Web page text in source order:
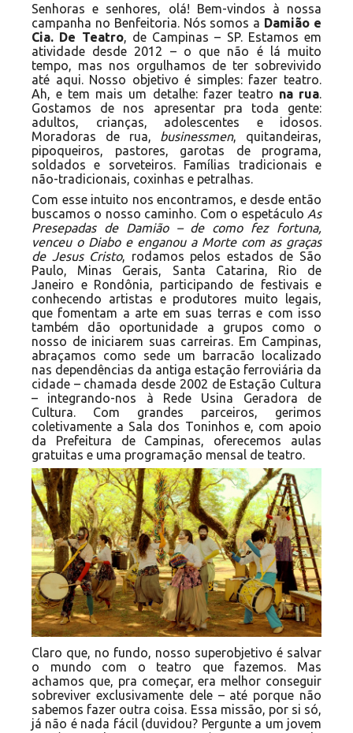
Senhoras e senhores, olá! Bem-vindos à nossa
campanha no Benfeitoria. Nós somos a Damião e
Cia. De Teatro, de Campinas – SP. Estamos em
atividade desde 2012 – o que não é lá muito
tempo, mas nos orgulhamos de ter sobrevivido
até aqui. Nosso objetivo é simples: fazer teatro.
Ah, e tem mais um detalhe: fazer teatro na rua.
Gostamos de nos apresentar pra toda gente:
adultos, crianças, adolescentes e idosos.
Moradoras de rua, businessmen, quitandeiras,
pipoqueiros, pastores, garotas de programa,
soldados e sorveteiros. Famílias tradicionais e
não-tradicionais, coxinhas e petralhas.
Com esse intuito nos encontramos, e desde então
buscamos o nosso caminho. Com o espetáculo As
Presepadas de Damião – de como fez fortuna,
venceu o Diabo e enganou a Morte com as graças
de Jesus Cristo, rodamos pelos estados de São
Paulo, Minas Gerais, Santa Catarina, Rio de
Janeiro e Rondônia, participando de festivais e
conhecendo artistas e produtores muito legais,
que fomentam a arte em suas terras e com isso
também dão oportunidade a grupos como o
nosso de iniciarem suas carreiras. Em Campinas,
abraçamos como sede um barracão localizado
nas dependências da antiga estação ferroviária da
cidade – chamada desde 2002 de Estação Cultura
– integrando-nos à Rede Usina Geradora de
Cultura. Com grandes parceiros, gerimos
coletivamente a Sala dos Toninhos e, com apoio
da Prefeitura de Campinas, oferecemos aulas
gratuitas e uma programação mensal de teatro.
Claro que, no fundo, nosso superobjetivo é salvar
o mundo com o teatro que fazemos. Mas
achamos que, pra começar, era melhor conseguir
sobreviver exclusivamente dele – até porque não
sabemos fazer outra coisa. Essa missão, por si só,
já não é nada fácil (duvidou? Pergunte a um jovem